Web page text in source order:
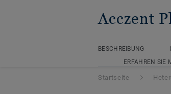
Acczent
BESCHREIBUNG
ERFAHREN SIE
Startseite